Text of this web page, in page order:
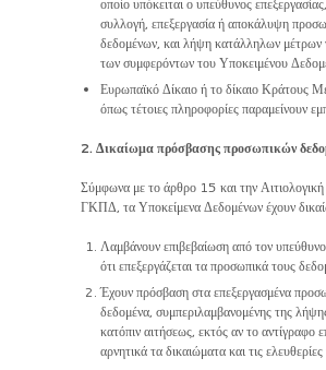
συλλογή, επεξεργασία ή αποκάλυψη
δεδομένων, και λήψη κατάλληλων μέτρων
των συμφερόντων του Υποκειμένου
Ευρωπαϊκό Δίκαιο ή το δίκαιο Κράτους
όπως τέτοιες πληροφορίες παραμείνουν
2. Δικαίωμα πρόσβασης προσωπικών
Σύμφωνα με το άρθρο 15 και την
ΓΚΠΔ, τα Υποκείμενα Δεδομένων έχουν
Λαμβάνουν επιβεβαίωση από τον υπεύθυνο
ότι επεξεργάζεται τα προσωπικά τους
Έχουν πρόσβαση στα επεξεργασμένα
δεδομένα, συμπεριλαμβανομένης της
κατόπιν αιτήσεως, εκτός αν το αντίγραφο
αρνητικά τα δικαιώματα και τις